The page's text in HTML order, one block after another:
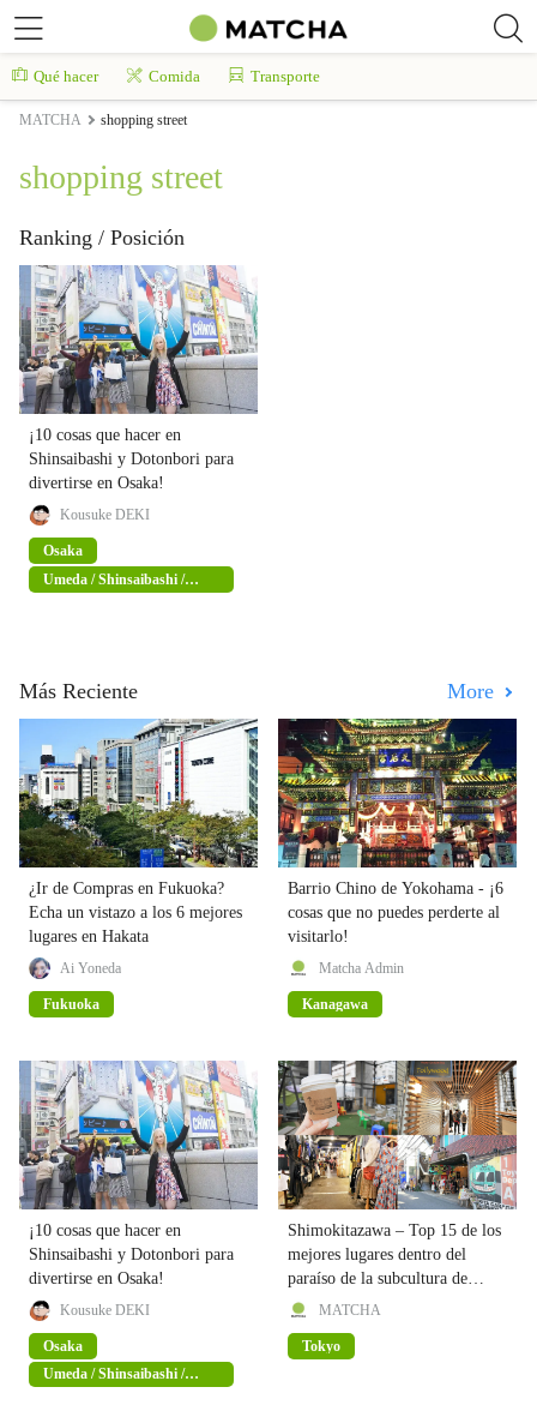
Qué hacer Comida Transporte
MATCHA shopping street
shopping street
Ranking / Posición
¡10 cosas que hacer en
Shinsaibashi y Dotonbori para
divertirse en Osaka!
Kousuke DEKI
Osaka
Umeda / Shinsaibashi /
Namba
Más Reciente More
¿Ir de Compras en Fukuoka?
Echa un vistazo a los 6 mejores
lugares en Hakata
Ai Yoneda
Fukuoka
Barrio Chino de Yokohama - ¡6
cosas que no puedes perderte al
visitarlo!
Matcha Admin
Kanagawa
¡10 cosas que hacer en
Shinsaibashi y Dotonbori para
divertirse en Osaka!
Kousuke DEKI
Osaka
Umeda / Shinsaibashi /
Namba
Shimokitazawa – Top 15 de los
mejores lugares dentro del
paraíso de la subcultura de
moda de Tokio
MATCHA
Tokyo